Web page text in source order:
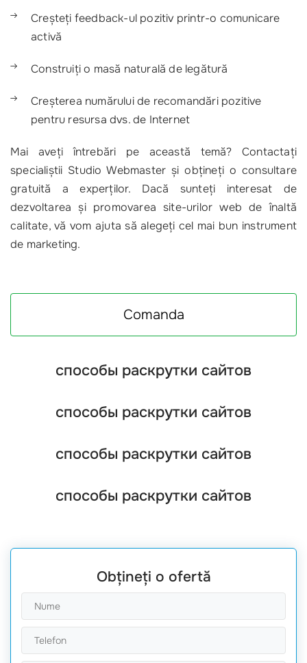
Creșteți feedback-ul pozitiv printr-o comunicare
activă
Construiți o masă naturală de legătură
Creșterea numărului de recomandări pozitive
pentru resursa dvs. de Internet
Mai aveți întrebări pe această temă? Contactați
specialiștii Studio Webmaster și obțineți o consultare
gratuită a experților. Dacă sunteți interesat de
dezvoltarea și promovarea site-urilor web de înaltă
calitate, vă vom ajuta să alegeți cel mai bun instrument
de marketing.
Comanda
способы раскрутки сайтов
способы раскрутки сайтов
способы раскрутки сайтов
способы раскрутки сайтов
Obțineți o ofertă